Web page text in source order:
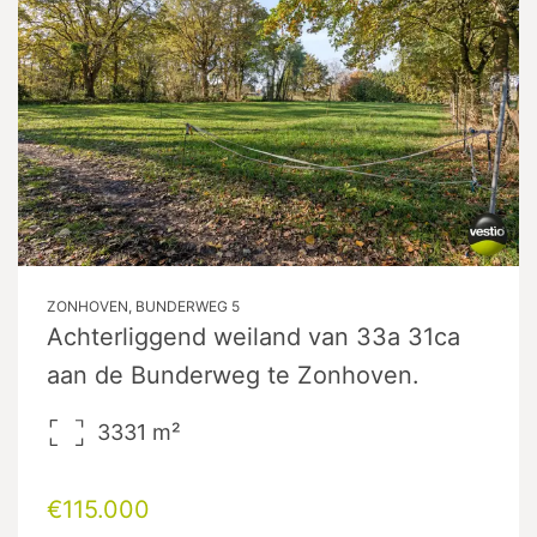
ZONHOVEN, BUNDERWEG 5
Achterliggend weiland van 33a 31ca
aan de Bunderweg te Zonhoven.
3331 m²
€115.000